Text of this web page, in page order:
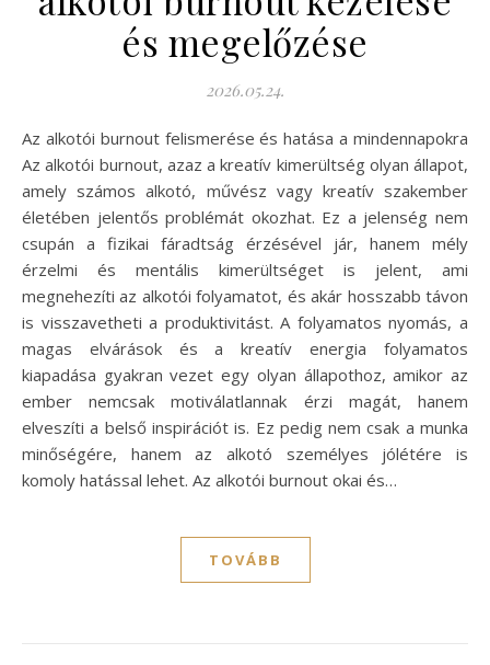
és megelőzése
2026.05.24.
Az alkotói burnout felismerése és hatása a mindennapokra
Az alkotói burnout, azaz a kreatív kimerültség olyan állapot,
amely számos alkotó, művész vagy kreatív szakember
életében jelentős problémát okozhat. Ez a jelenség nem
csupán a fizikai fáradtság érzésével jár, hanem mély
érzelmi és mentális kimerültséget is jelent, ami
megnehezíti az alkotói folyamatot, és akár hosszabb távon
is visszavetheti a produktivitást. A folyamatos nyomás, a
magas elvárások és a kreatív energia folyamatos
kiapadása gyakran vezet egy olyan állapothoz, amikor az
ember nemcsak motiválatlannak érzi magát, hanem
elveszíti a belső inspirációt is. Ez pedig nem csak a munka
minőségére, hanem az alkotó személyes jólétére is
komoly hatással lehet. Az alkotói burnout okai és…
TOVÁBB